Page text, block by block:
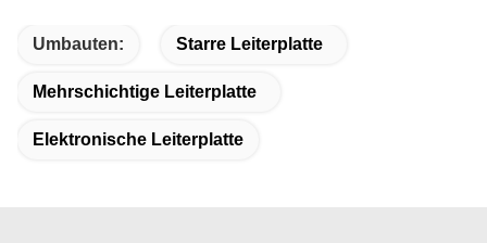
Umbauten: Starre Leiterplatte
Mehrschichtige Leiterplatte
Elektronische Leiterplatte